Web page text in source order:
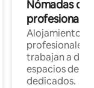
Nómadas
Alojamientos
profesionales
trabajan a
espacios de
dedicados.